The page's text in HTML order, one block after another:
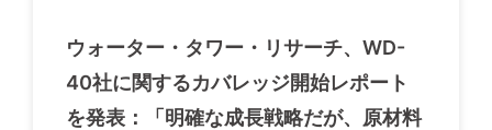
ウォーター・タワー・リサーチ、WD-
40社に関するカバレッジ開始レポート
を発表：「明確な成長戦略だが、原材料